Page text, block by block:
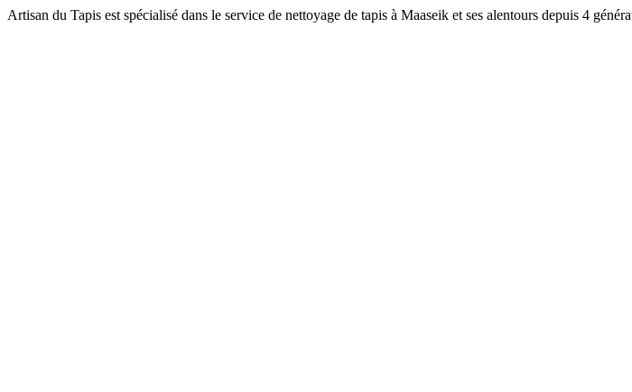
Artisan du Tapis est spécialisé dans le service de nettoyage de tapis à Maaseik et ses alentours depuis 4